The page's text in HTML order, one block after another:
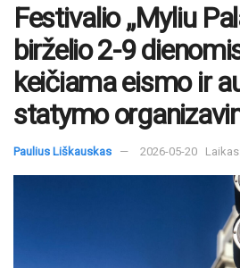
Festivalio „Myliu
birželio 2-9
keičiama eismo ir
statymo
Paulius Liškauskas 2026-05-20